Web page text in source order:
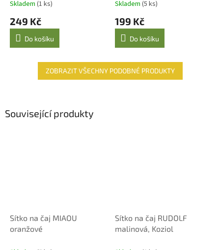
Skladem (1 ks)
249 Kč
Do košíku
Skladem (5 ks)
199 Kč
Do košíku
ZOBRAZIT VŠECHNY PODOBNÉ PRODUKTY
Související produkty
Sítko na čaj MIAOU
oranžové
Sítko na čaj RUDOLF
malinová, Koziol